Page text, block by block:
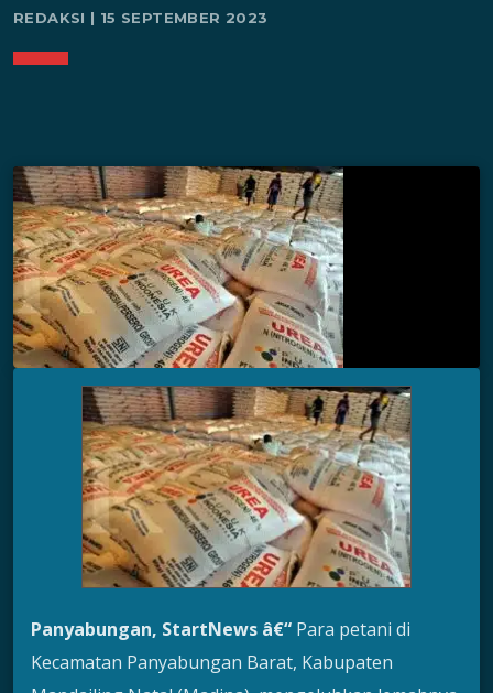
REDAKSI | 15 SEPTEMBER 2023
Panyabungan, StartNews â€“ Para petani di
Kecamatan Panyabungan Barat, Kabupaten